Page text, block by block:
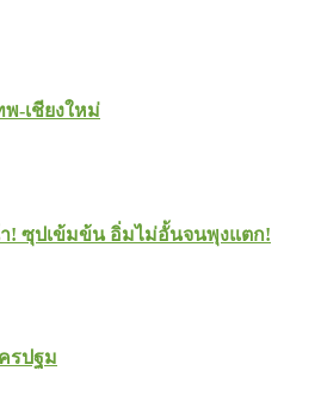
-เชียงใหม่
า! ซุปเข้มข้น อิ่มไม่อั้นจนพุงแตก!
รปฐม